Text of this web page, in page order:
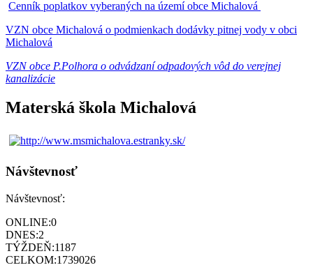
Cenník poplatkov vyberaných na území obce Michalová
VZN obce Michalová o podmienkach dodávky pitnej vody v obci
Michalová
VZN obce P.Polhora o odvádzaní odpadových vôd do verejnej
kanalizácie
Materská škola Michalová
Návštevnosť
Návštevnosť:
ONLINE:0
DNES:2
TÝŽDEŇ:1187
CELKOM:1739026